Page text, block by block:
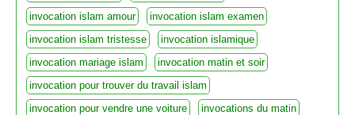
invocation islam amour
invocation islam examen
invocation islam tristesse
invocation islamique
invocation mariage islam
invocation matin et soir
invocation pour trouver du travail islam
invocation pour vendre une voiture
invocations du matin